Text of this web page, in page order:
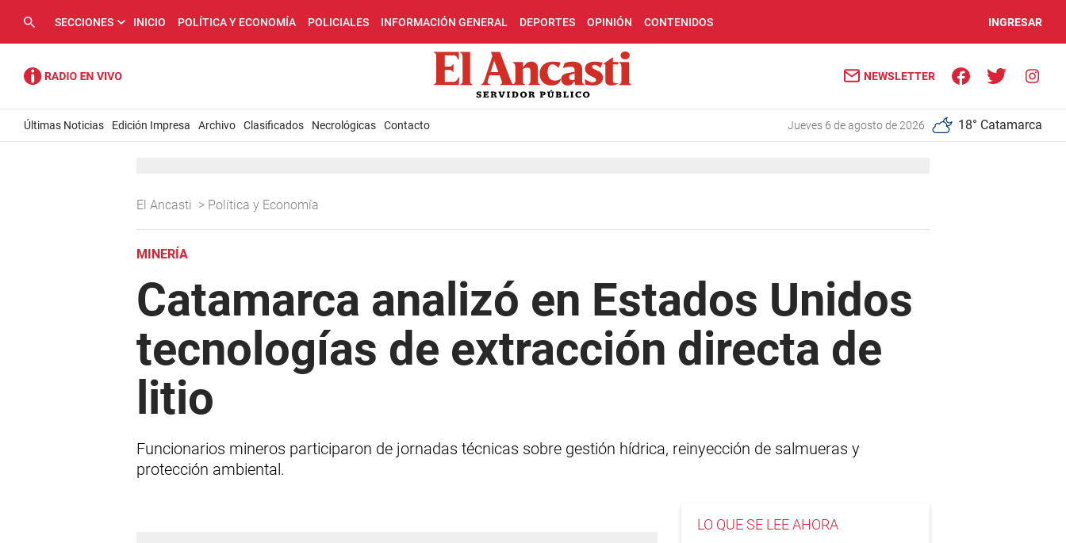
SECCIONES INICIO POLÍTICA Y ECONOMÍA POLICIALES INFORMACIÓN GENERAL DEPORTES OPINIÓN CONTENIDOS INGRESAR
NEWSLETTER
Últimas Noticias Edición Impresa Archivo Clasificados Necrológicas Contacto jueves 6 de agosto de 2026 18° Catamarca
El Ancasti > Política y Economía
MINERÍA
Catamarca analizó en Estados Unidos
tecnologías de extracción directa de
litio
Funcionarios mineros participaron de jornadas técnicas sobre gestión hídrica, reinyección de salmueras y
protección ambiental.
LO QUE SE LEE AHORA